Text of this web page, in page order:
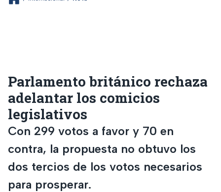
Parlamento británico rechaza
adelantar los comicios
legislativos
Con 299 votos a favor y 70 en
contra, la propuesta no obtuvo los
dos tercios de los votos necesarios
para prosperar.